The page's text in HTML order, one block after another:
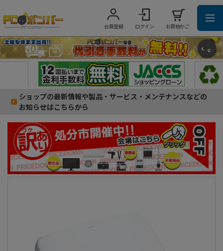
会員登録 ログイン お買物かご
ショップの最新情報や製品・サービス・メンテナンスなどの
お知らせはこちらから